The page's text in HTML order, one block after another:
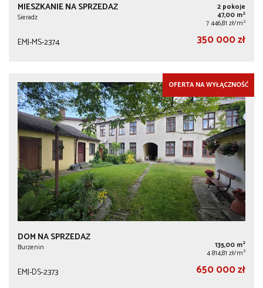
MIESZKANIE NA SPRZEDAŻ
Sieradz
2 pokoje
47,00 m2
7 446,81 zł/m2
EMJ-MS-2374 350 000 zł
OFERTA NA WYŁĄCZNOŚĆ
DOM NA SPRZEDAŻ
Burzenin 135,00 m2
4 814,81 zł/m2
EMJ-DS-2373 650 000 zł